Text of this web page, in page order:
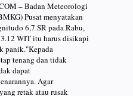
– Badan Meteorologi
Pusat menyatakan
6,7 SR pada Rabu,
WIT itu harus disikapi
panik."Kepada
tenang dan tidak
dapat
Agar
retak atau rusak